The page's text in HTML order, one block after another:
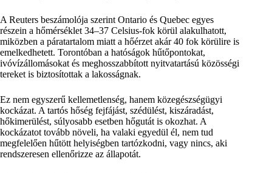
A Reuters beszámolója szerint Ontario és Quebec egyes
részein a hőmérséklet 34–37 Celsius-fok körül alakulhatott,
miközben a páratartalom miatt a hőérzet akár 40 fok körülire is
emelkedhetett. Torontóban a hatóságok hűtőpontokat,
ivóvízállomásokat és meghosszabbított nyitvatartású közösségi
tereket is biztosítottak a lakosságnak.
Ez nem egyszerű kellemetlenség, hanem közegészségügyi
kockázat. A tartós hőség fejfájást, szédülést, kiszáradást,
hőkimerülést, súlyosabb esetben hőgutát is okozhat. A
kockázatot tovább növeli, ha valaki egyedül él, nem tud
megfelelően hűtött helyiségben tartózkodni, vagy nincs, aki
rendszeresen ellenőrizze az állapotát.